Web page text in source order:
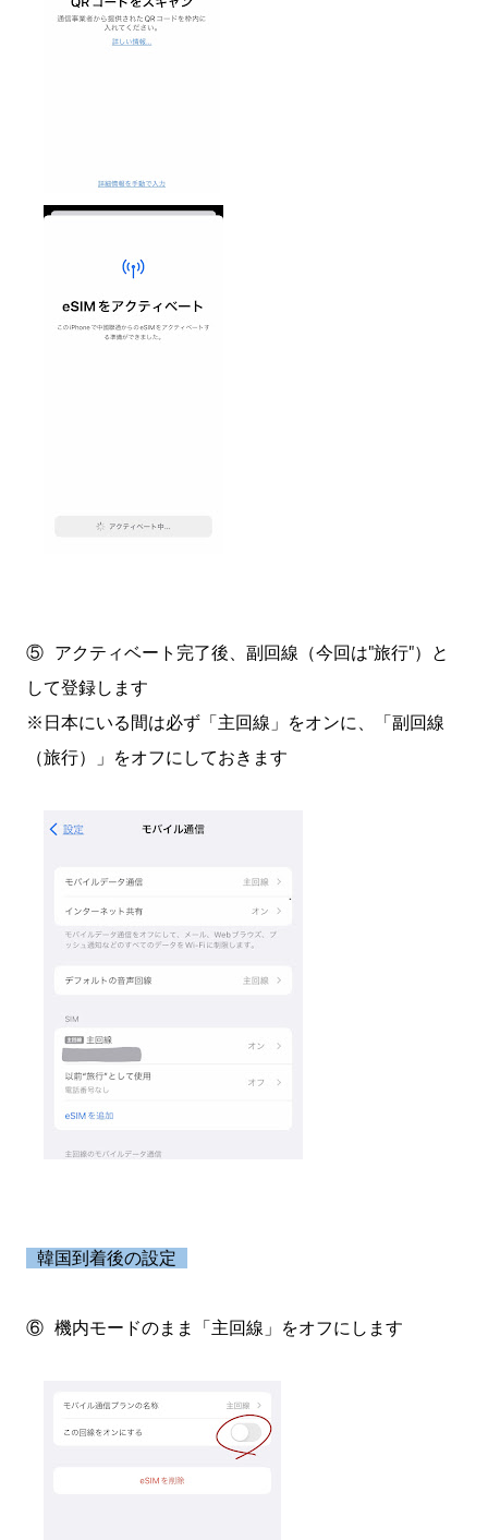
⑤ アクティベート完了後、副回線（今回は"旅行"）と
して登録します
※日本にいる間は必ず「主回線」をオンに、「副回線
（旅行）」をオフにしておきます
韓国到着後の設定
⑥ 機内モードのまま「主回線」をオフにします